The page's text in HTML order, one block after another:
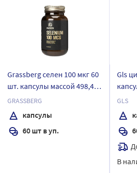
Grassberg селен 100 мкг 60
шт. капсулы массой 498,4
мг
GRASSBERG
капсулы
60 шт в уп.
Gls
GLS
В